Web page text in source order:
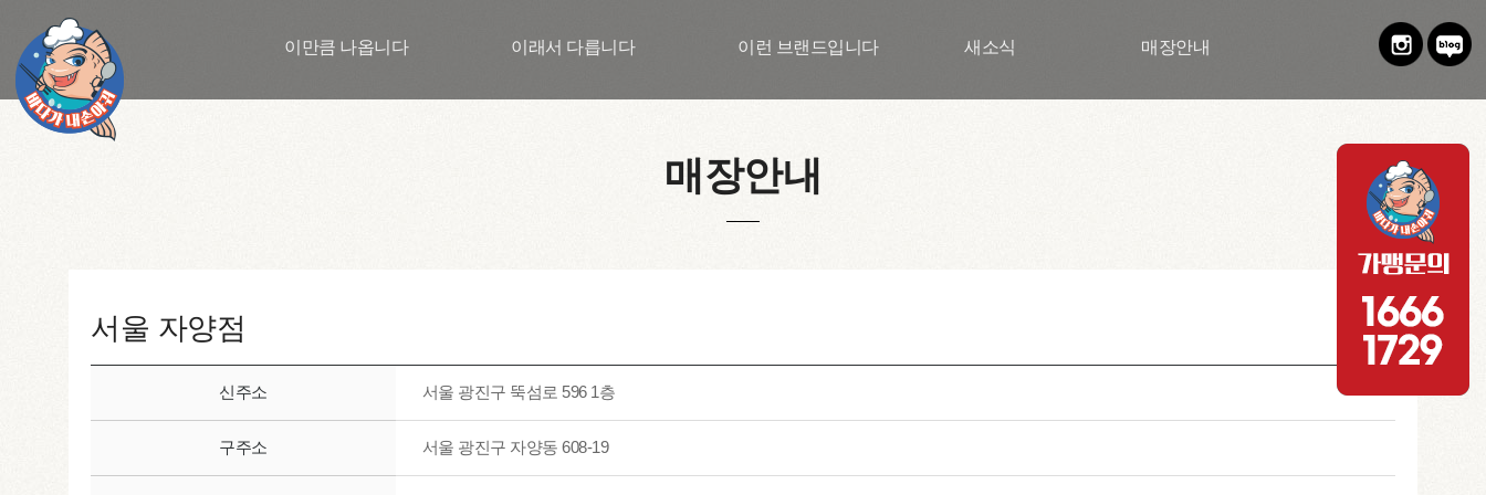
이만큼 나옵니다 이래서 다릅니다 이런 브랜드입니다 새소식 매장안내
매장안내
서울 자양점
신주소 서울 광진구 뚝섬로 596 1층
구주소 서울 광진구 자양동 608-19